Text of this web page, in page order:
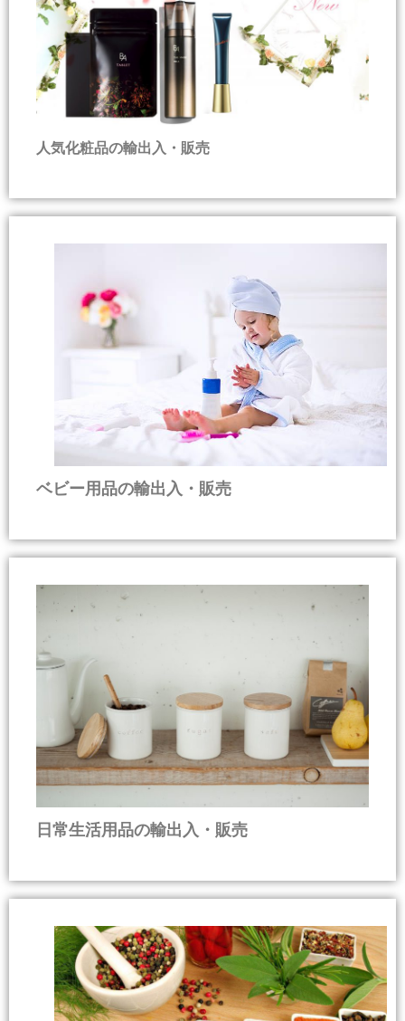
人気化粧品の輸出入・販売
ベビー用品の輸出入・販売
日常生活用品の輸出入・販売